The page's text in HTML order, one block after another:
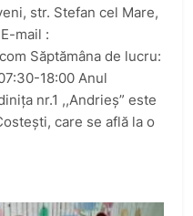
str. Stefan cel Mare,
mail :
Săptămâna de lucru:
18:00 Anul
nr.1 ,,Andrieș” este
care se află la o